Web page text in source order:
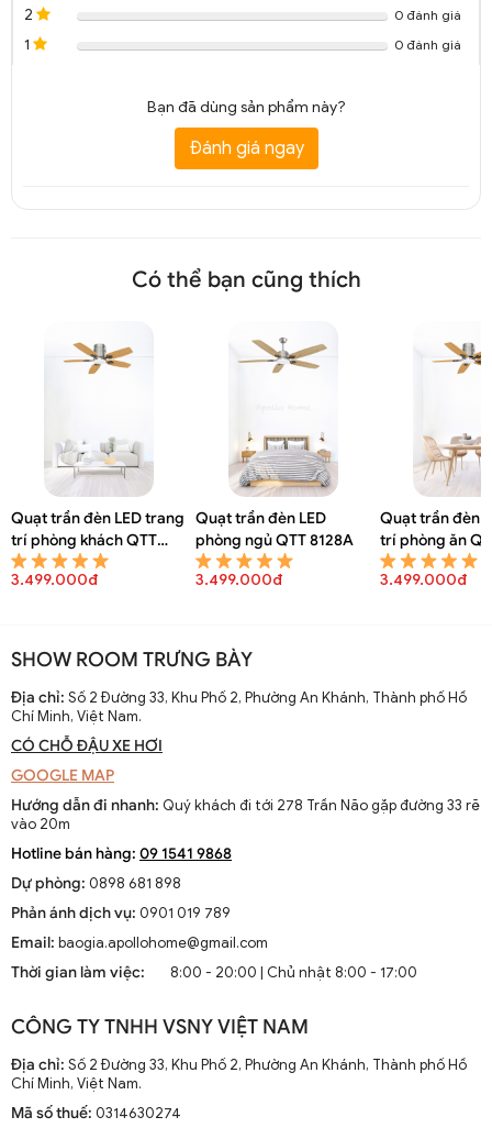
2 0 đánh giá
1 0 đánh giá
Bạn đã dùng sản phẩm này?
Đánh giá ngay
Có thể bạn cũng thích
Quạt trần đèn LED trang
trí phòng khách QTT
8130A
3.499.000đ
Quạt trần đèn LED
phòng ngủ QTT 8128A
3.499.000đ
Quạt trần đèn
trí phòng ăn
3.499.000đ
SHOW ROOM TRƯNG BÀY
Địa chỉ: Số 2 Đường 33, Khu Phố 2, Phường An Khánh, Thành phố Hồ
Chí Minh, Việt Nam.
CÓ CHỖ ĐẬU XE HƠI
GOOGLE MAP
Hướng dẫn đi nhanh: Quý khách đi tới 278 Trần Não gặp đường 33 rẽ
vào 20m
Hotline bán hàng: 09 1541 9868
Dự phòng: 0898 681 898
Phản ánh dịch vụ: 0901 019 789
Email: baogia.apollohome@gmail.com
Thời gian làm việc:
8:00 - 20:00 | Chủ nhật 8:00 - 17:00
CÔNG TY TNHH VSNY VIỆT NAM
Địa chỉ: Số 2 Đường 33, Khu Phố 2, Phường An Khánh, Thành phố Hồ
Chí Minh, Việt Nam.
Mã số thuế: 0314630274